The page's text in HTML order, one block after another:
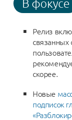
В фокусе
Релиз
связанных
скорее.
Новые
подписок